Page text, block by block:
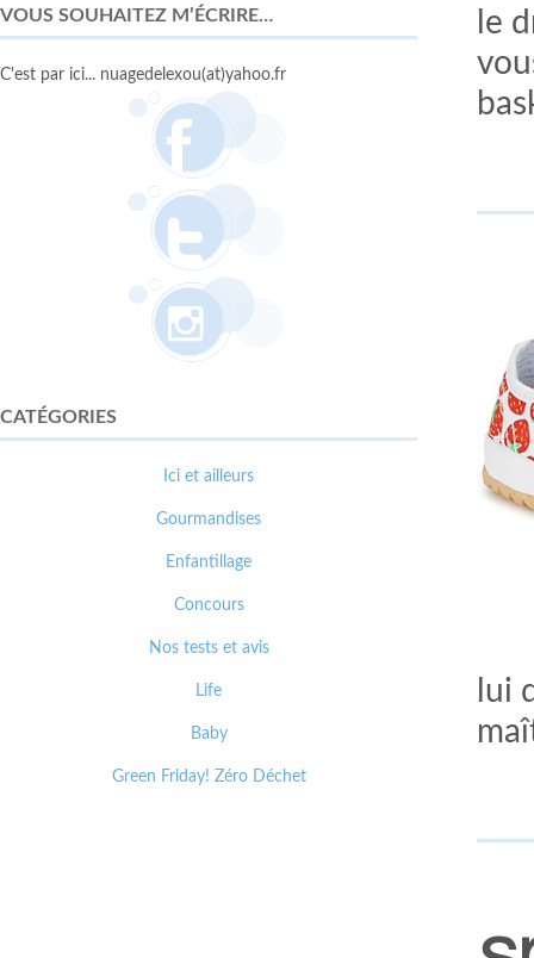
le
lui
VOUS SOUHAITEZ M’ÉCRIRE…
C'est par ici... nuagedelexou(at)yahoo.fr
CATÉGORIES
Ici et ailleurs
Gourmandises
Enfantillage
Concours
Nos tests et avis
Life
Baby
Green Friday! Zéro Déchet